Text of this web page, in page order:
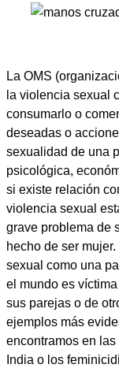
La OMS
la violencia sexual
consumarlo o
deseadas o
sexualidad de una
psicológica,
si existe relación
violencia sexual
grave problema de
hecho de ser
sexual como una
el mundo es
sus parejas o de
ejemplos más
encontramos en
India o los